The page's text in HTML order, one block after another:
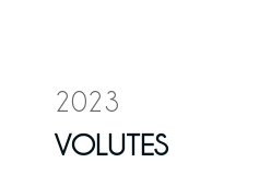
2023
VOLUTES